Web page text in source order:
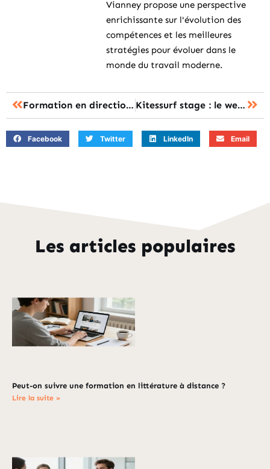
Vianney propose une perspective
enrichissante sur l'évolution des
compétences et les meilleures
stratégies pour évoluer dans le
monde du travail moderne.
Formation en direction artistique : quelles compétences développer Kitessurf stage : le week-end ou la semaine, lequel choisir ?
Facebook Twitter LinkedIn Email
Les articles populaires
Peut-on suivre une formation en littérature à distance ?
Lire la suite »